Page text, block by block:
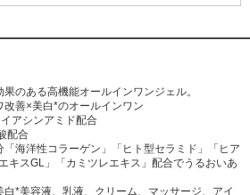
ロール、カモミラエキス(1)、ゲンノショウコ
(フィトステリル・2-オクチルドデシル)、ア
ニルポリマー、コレステロール、シロキクラ
シトルエン、テトラ2-エチルヘキサン酸ペン
ナトリウム、ポリエチレングリコール・デシ
チレンジイソシアネート共重合体、ラウリン
トリウム、リン酸二水素ナトリウム、ワセリ
ノキシエタノール、メチルパラベン、香料、
のある高機能オールインワンジェル。
善×美白*のオールインワン
アシンアミド配合
配合
海洋性コラーゲン」「ヒト型セラミド」「ヒア
キスGL」「カミツレエキス」配合でうるおいあ
*美容液、乳液、クリーム、マッサージ、アイ